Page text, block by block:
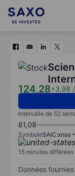
124,28+3,98 /
Intervalle de 52
81,08
SymboleSAIC:xnas
15 minutes différées
Données